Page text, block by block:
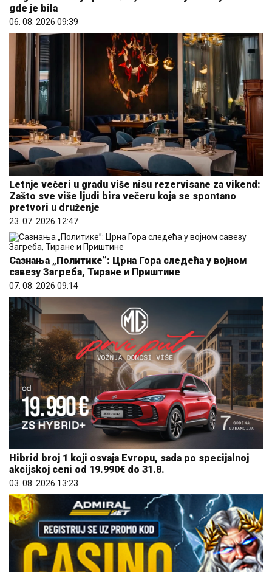
gde je bila
06. 08. 2026 09:39
Letnje večeri u gradu više nisu rezervisane za vikend:
Zašto sve više ljudi bira večeru koja se spontano
pretvori u druženje
23. 07. 2026 12:47
Сазнања „Политике”: Црна Гора следећа у војном
савезу Загреба, Тиране и Приштине
07. 08. 2026 09:14
Hibrid broj 1 koji osvaja Evropu, sada po specijalnoj
akcijskoj ceni od 19.990€ do 31.8.
03. 08. 2026 13:23